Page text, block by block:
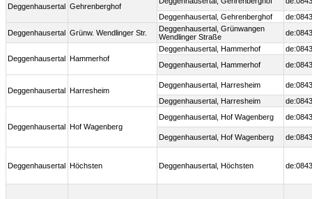
Deggenhausertal Gehrenberghof
Deggenhausertal, Gehrenberghof
Deggenhausertal
Grünw. Wendlinger Str.
Deggenhausertal, Grünwangen
Wendlinger Straße
Deggenhausertal Hammerhof
Deggenhausertal, Hammerhof
Deggenhausertal, Hammerhof
Deggenhausertal Harresheim
Deggenhausertal, Harresheim
Deggenhausertal, Harresheim
Deggenhausertal Hof Wagenberg
Deggenhausertal, Hof Wagenberg
Deggenhausertal, Hof Wagenberg
Deggenhausertal Höchsten Deggenhausertal, Höchsten